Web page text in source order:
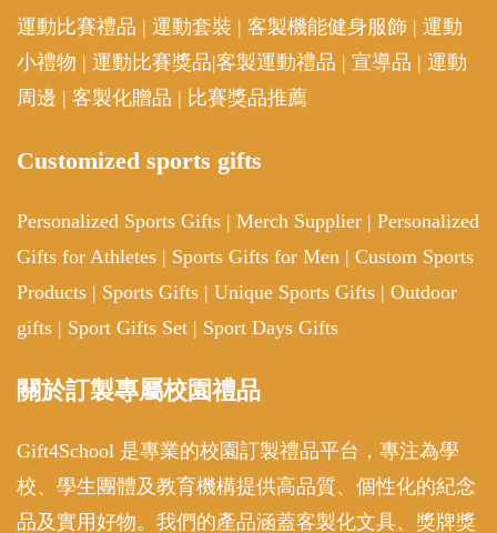
運動比賽禮品 | 運動套裝 | 客製機能健身服飾 | 運動
小禮物 | 運動比賽獎品|客製運動禮品 | 宣導品 | 運動
周邊 | 客製化贈品 | 比賽獎品推薦
Customized sports gifts
Personalized Sports Gifts | Merch Supplier | Personalized
Gifts for Athletes | Sports Gifts for Men | Custom Sports
Products | Sports Gifts | Unique Sports Gifts | Outdoor
gifts | Sport Gifts Set | Sport Days Gifts
關於訂製專屬校園禮品
Gift4School 是專業的校園訂製禮品平台，專注為學
校、學生團體及教育機構提供高品質、個性化的紀念
品及實用好物。我們的產品涵蓋客製化文具、獎牌獎